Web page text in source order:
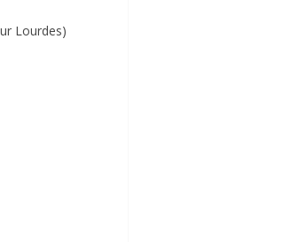
Lourdes)